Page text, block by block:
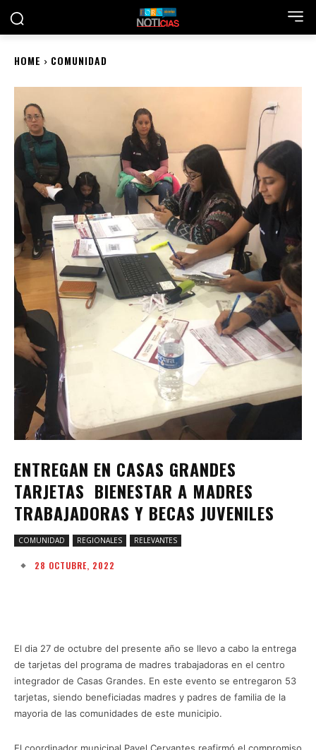
HOME COMUNIDAD
ENTREGAN EN CASAS GRANDES
TARJETAS BIENESTAR A MADRES
TRABAJADORAS Y BECAS JUVENILES
COMUNIDAD REGIONALES RELEVANTES
28 OCTUBRE, 2022
El dia 27 de octubre del presente año se llevo a cabo la entrega
de tarjetas del programa de madres trabajadoras en el centro
integrador de Casas Grandes. En este evento se entregaron 53
tarjetas, siendo beneficiadas madres y padres de familia de la
mayoria de las comunidades de este municipio.